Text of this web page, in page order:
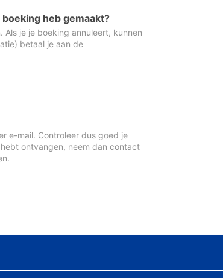
heb gemaakt?
je je boeking annuleert, kunnen
betaal je aan de
e-mail. Controleer dus goed je
ontvangen, neem dan contact